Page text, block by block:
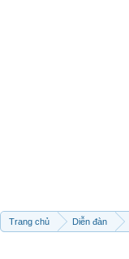
Trang chủ Diễn đàn